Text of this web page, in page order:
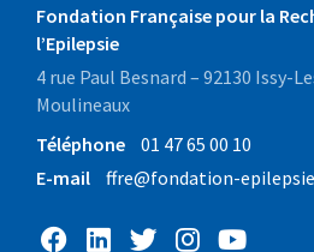
Fondation Française pour la
l’Epilepsie
4 rue Paul Besnard – 92130 Issy-
Moulineaux
Téléphone
01 47 65 00 10
E-mail
ffre@fondation-